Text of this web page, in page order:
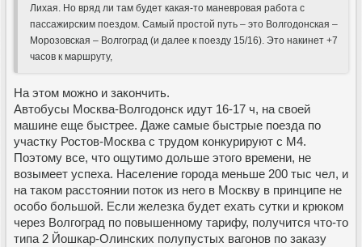
Лихая. Но вряд ли там будет какая-то маневровая работа с
пассажирским поездом. Самый простой путь – это Волгодонская –
Морозовская – Волгоград (и далее к поезду 15/16). Это накинет +7
часов к маршруту,
На этом можно и закончить.
Автобусы Москва-Волгодонск идут 16-17 ч, на своей
машине еще быстрее. Даже самые быстрые поезда по
участку Ростов-Москва с трудом конкурируют с М4.
Поэтому все, что ощутимо дольше этого времени, не
возымеет успеха. Население города меньше 200 тыс чел, и
на таком расстоянии поток из него в Москву в принципе не
особо большой. Если железка будет ехать сутки и крюком
через Волгоград по повышенному тарифу, получится что-то
типа 2 Йошкар-Олинских полупустых вагонов по заказу